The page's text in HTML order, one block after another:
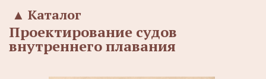
Каталог
▲
Проектирование судов
внутреннего плавания